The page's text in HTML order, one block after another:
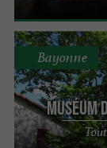
Bayonne